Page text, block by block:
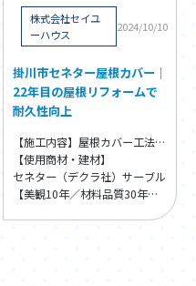
2024/10/10
株式会社セイユ
ーハウス
掛川市セネター屋根カバー｜
22年目の屋根リフォームで
耐久性向上
【施工内容】屋根カバー工法・葺き替え
【使用商材・建材】
セネター（デクラ社）サーブル
【美観10年／材料品質30年保